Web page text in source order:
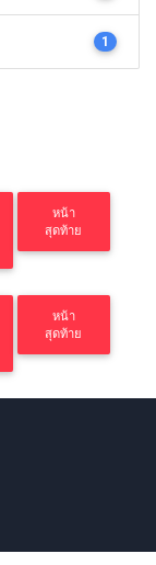
1
หน้า
สุดท้าย
หน้า
สุดท้าย